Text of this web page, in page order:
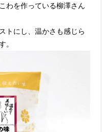
わを作っている柳澤さん
トにし、温かさも感じら
。